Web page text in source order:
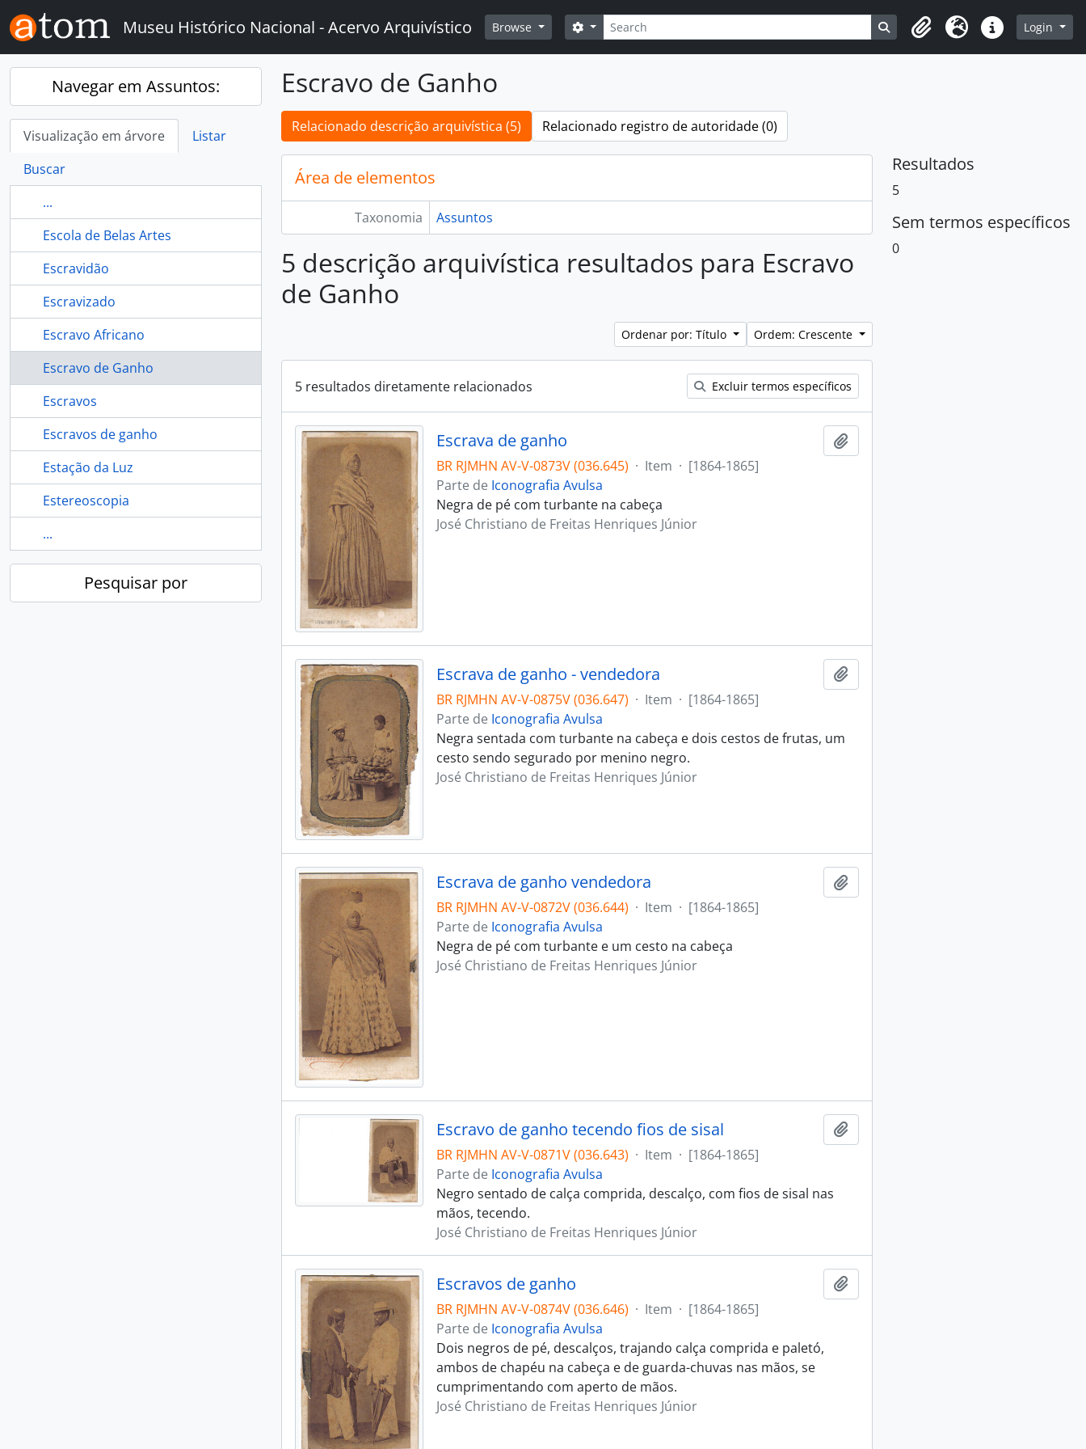
Skip to main content
Museu Histórico Nacional - Acervo Arquivístico Browse Buscar
Opções de busca Busque na página de navegação
Clipboard
Idioma Atalhos Login
Navegar em Assuntos:
Visualização em árvore
Listar
Buscar
...
Escola de Belas Artes
Escravidão
Escravizado
Escravo Africano
Escravo de Ganho
Escravos
Escravos de ganho
Estação da Luz
Estereoscopia
...
Pesquisar por
Escravo de Ganho
Relacionado descrição arquivística (5) Relacionado registro de autoridade (0)
Área de elementos
Taxonomia Assuntos
5 descrição arquivística resultados para Escravo
de Ganho
Ordenar por: Título Ordem: Crescente
5 resultados diretamente relacionados Excluir termos específicos
Escrava de ganho
BR RJMHN AV-V-0873V (036.645) · Item · [1864-1865]
Parte de Iconografia Avulsa
Negra de pé com turbante na cabeça
José Christiano de Freitas Henriques Júnior
Escrava de ganho - vendedora
BR RJMHN AV-V-0875V (036.647) · Item · [1864-1865]
Parte de Iconografia Avulsa
Negra sentada com turbante na cabeça e dois cestos de frutas, um
cesto sendo segurado por menino negro.
José Christiano de Freitas Henriques Júnior
Escrava de ganho vendedora
BR RJMHN AV-V-0872V (036.644) · Item · [1864-1865]
Parte de Iconografia Avulsa
Negra de pé com turbante e um cesto na cabeça
José Christiano de Freitas Henriques Júnior
Escravo de ganho tecendo fios de sisal
BR RJMHN AV-V-0871V (036.643) · Item · [1864-1865]
Parte de Iconografia Avulsa
Negro sentado de calça comprida, descalço, com fios de sisal nas
mãos, tecendo.
José Christiano de Freitas Henriques Júnior
Escravos de ganho
BR RJMHN AV-V-0874V (036.646) · Item · [1864-1865]
Parte de Iconografia Avulsa
Dois negros de pé, descalços, trajando calça comprida e paletó,
ambos de chapéu na cabeça e de guarda-chuvas nas mãos, se
cumprimentando com aperto de mãos.
José Christiano de Freitas Henriques Júnior
Resultados
5
Sem termos específicos
0